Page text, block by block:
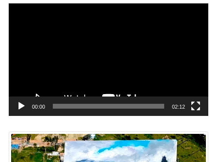
00:00 02:12